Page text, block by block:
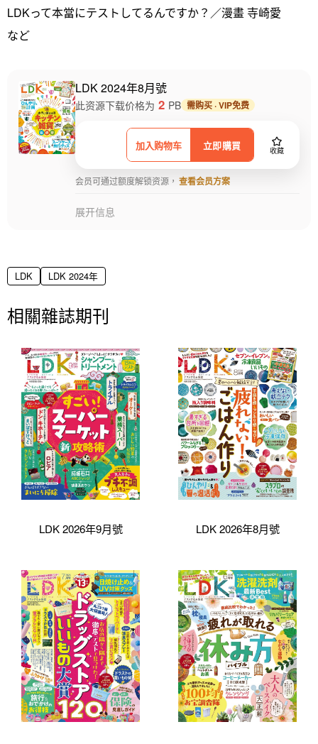
LDKって本當にテストしてるんですか？／漫畫 寺崎愛
など
LDK 2024年8月號
加入购物车 立即購買 收藏
此资源下载价格为 2 PB 需购买 · VIP免费
会员可通过额度解锁资源， 查看会员方案
展开信息
LDK LDK 2024年
相關雜誌期刊
LDK 2026年9月號 LDK 2026年8月號